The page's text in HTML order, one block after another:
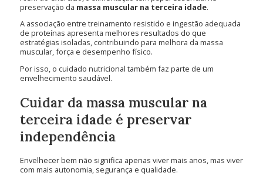
preservação da massa muscular na terceira idade.
A associação entre treinamento resistido e ingestão adequada
de proteínas apresenta melhores resultados do que
estratégias isoladas, contribuindo para melhora da massa
muscular, força e desempenho físico.
Por isso, o cuidado nutricional também faz parte de um
envelhecimento saudável.
Cuidar da massa muscular na
terceira idade é preservar
independência
Envelhecer bem não significa apenas viver mais anos, mas viver
com mais autonomia, segurança e qualidade.